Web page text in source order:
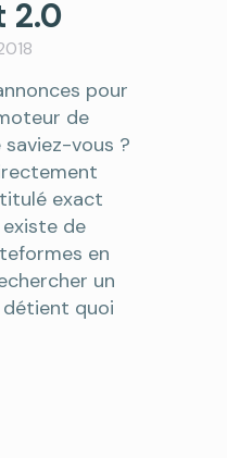
2.0
pour
de
vous ?
exact
existe de
en
un
quoi